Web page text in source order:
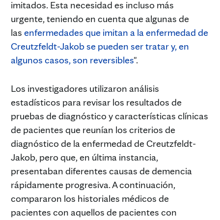
imitados. Esta necesidad es incluso más
urgente, teniendo en cuenta que algunas de
las enfermedades que imitan a la enfermedad de
Creutzfeldt-Jakob se pueden ser tratar y, en
algunos casos, son reversibles".
Los investigadores utilizaron análisis
estadísticos para revisar los resultados de
pruebas de diagnóstico y características clínicas
de pacientes que reunían los criterios de
diagnóstico de la enfermedad de Creutzfeldt-
Jakob, pero que, en última instancia,
presentaban diferentes causas de demencia
rápidamente progresiva. A continuación,
compararon los historiales médicos de
pacientes con aquellos de pacientes con